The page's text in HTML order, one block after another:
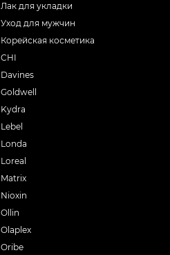
Лак для укладки
Уход для мужчин
Корейская косметика
CHI
Davines
Goldwell
Kydra
Lebel
Londa
Loreal
Matrix
Nioxin
Ollin
Olaplex
Oribe